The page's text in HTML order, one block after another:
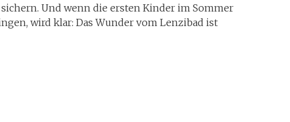
Und wenn die ersten Kinder im Sommer
wird klar: Das Wunder vom Lenzibad ist